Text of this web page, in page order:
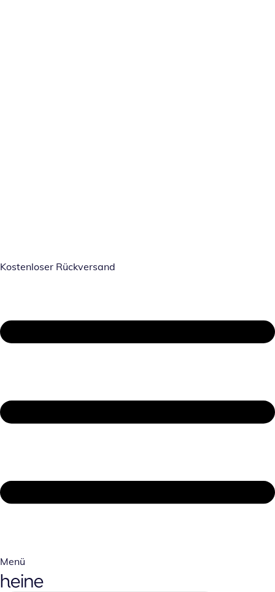
Kostenloser Rückversand
Menü